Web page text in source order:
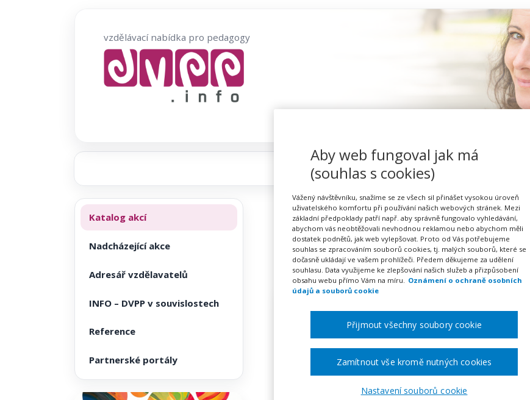
vzdělávací nabídka pro pedagogy
Nabídka DVPP studií
PořádáEvropská akademie vzdělávání SE
TERMÍN
na klíč
MÍSTO
ONLINE
Zobrazit akci na webu pořadatele
Katalog akcí
Nadcházející akce
Adresář vzdělavatelů
INFO – DVPP v souvislostech
Reference
Partnerské portály
Aby web fungoval jak má
(souhlas s cookies)
Vážený návštěvníku, snažíme se ze všech sil přinášet vysokou úroveň
uživatelského komfortu při používání našich webových stránek. Mezi
základní předpoklady patří např. aby správně fungovalo vyhledávání,
abychom vás neobtěžovali nevhodnou reklamou nebo abychom měli
dostatek podnětů, jak web vylepšovat. Proto od Vás potřebujeme
souhlas se zpracováním souborů cookies, tj. malých souborů, které se
dočasně ukládají ve vašem prohlížeči. Předem děkujeme za udělení
souhlasu. Data využijeme ke zlepšování našich služeb a přizpůsobení
obsahu webu přímo Vám na míru. Oznámení o ochraně osobních
údajů a souborů cookie
Nastavení souborů cookie
Zamítnout vše kromě nutných cookies
Přijmout všechny soubory cookie